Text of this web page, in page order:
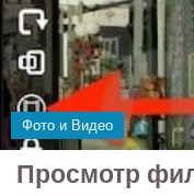
Фото и Видео
Просмотр